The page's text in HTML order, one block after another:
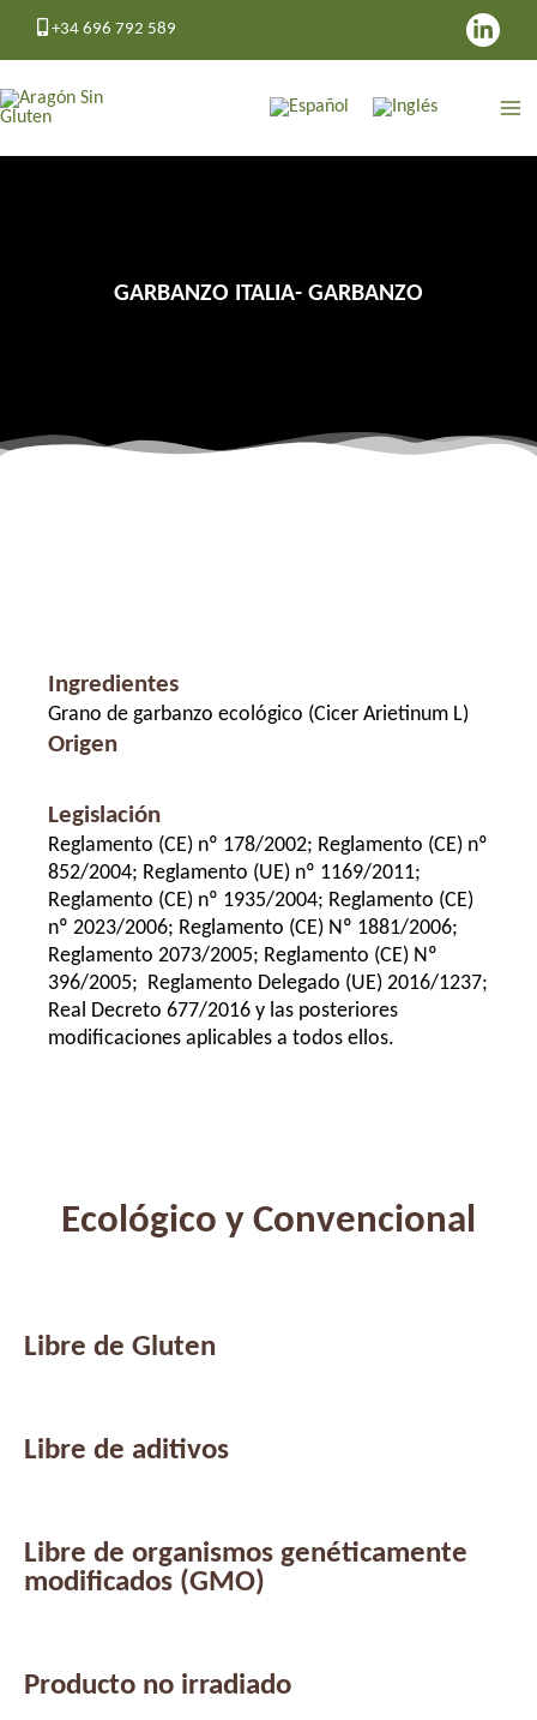
+34 696 792 589
GARBANZO ITALIA- GARBANZO
Ingredientes
Grano de garbanzo ecológico (Cicer Arietinum L)
Origen
Legislación
Reglamento (CE) nº 178/2002; Reglamento (CE) nº
852/2004; Reglamento (UE) nº 1169/2011;
Reglamento (CE) nº 1935/2004; Reglamento (CE)
nº 2023/2006; Reglamento (CE) Nº 1881/2006;
Reglamento 2073/2005; Reglamento (CE) Nº
396/2005; Reglamento Delegado (UE) 2016/1237;
Real Decreto 677/2016 y las posteriores
modificaciones aplicables a todos ellos.
Ecológico y Convencional
Libre de Gluten
Libre de aditivos
Libre de organismos genéticamente
modificados (GMO)
Producto no irradiado